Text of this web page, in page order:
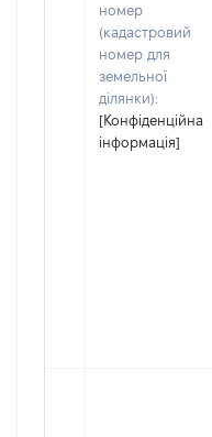
номер
(кадастровий
номер для
земельної
ділянки):
[Конфіденційна
інформація]